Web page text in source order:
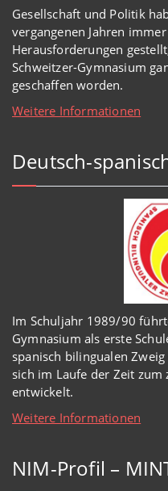
Gesellschaft und Politik
vergangenen Jahren
Herausforderungen
Schweitzer-Gymnasium
geschaffen worden.
Weitere Informationen
Deutsch-
Im Schuljahr 1989/90
Gymnasium als erste
spanisch bilingualen
sich im Laufe der Zeit
entwickelt.
Weitere Informationen
NIM-Profil –